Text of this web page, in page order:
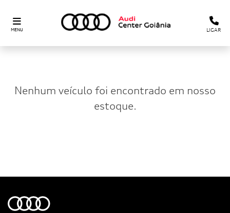
MENU LIGAR
Nenhum veículo foi encontrado em nosso
estoque.